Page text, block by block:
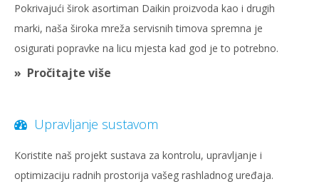
Pokrivajući širok asortiman Daikin proizvoda kao i drugih
marki, naša široka mreža servisnih timova spremna je
osigurati popravke na licu mjesta kad god je to potrebno.
Pročitajte više
Upravljanje sustavom
Koristite naš projekt sustava za kontrolu, upravljanje i
optimizaciju radnih prostorija vašeg rashladnog uređaja.